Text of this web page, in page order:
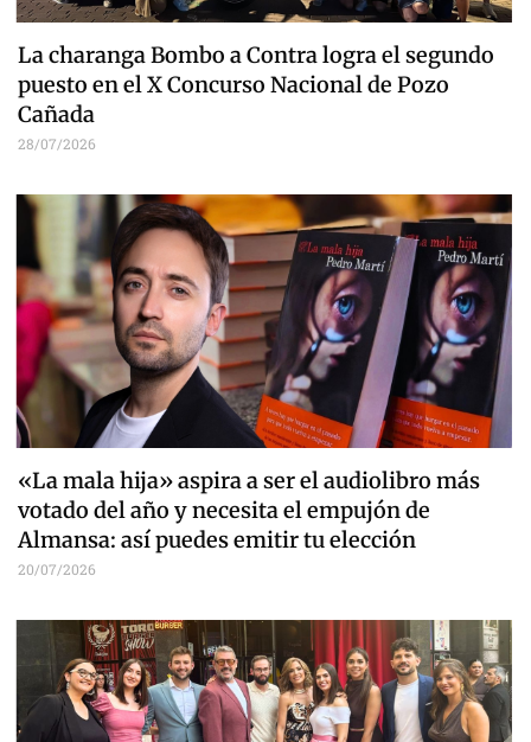
La charanga Bombo a Contra logra el segundo
puesto en el X Concurso Nacional de Pozo
Cañada
28/07/2026
«La mala hija» aspira a ser el audiolibro más
votado del año y necesita el empujón de
Almansa: así puedes emitir tu elección
20/07/2026